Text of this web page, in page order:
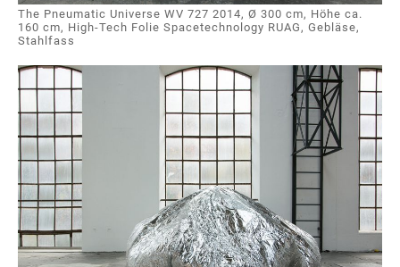
The Pneumatic Universe WV 727 2014, Ø 300 cm, Höhe ca.
160 cm, High-Tech Folie Spacetechnology RUAG, Gebläse,
Stahlfass